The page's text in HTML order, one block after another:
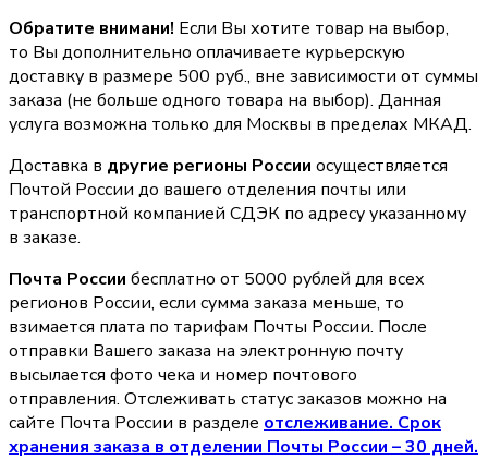
Обратите внимани! Если Вы хотите товар на выбор,
то Вы дополнительно оплачиваете курьерскую
доставку в размере 500 руб., вне зависимости от суммы
заказа (не больше одного товара на выбор). Данная
услуга возможна только для Москвы в пределах МКАД.
Доставка в другие регионы России осуществляется
Почтой России до вашего отделения почты или
транспортной компанией СДЭК по адресу указанному
в заказе.
Почта России бесплатно от 5000 рублей для всех
регионов России, если сумма заказа меньше, то
взимается плата по тарифам Почты России. После
отправки Вашего заказа на электронную почту
высылается фото чека и номер почтового
отправления. Отслеживать статус заказов можно на
сайте Почта России в разделе oтслеживание. Срок
хранения заказа в отделении Почты России – 30 дней.